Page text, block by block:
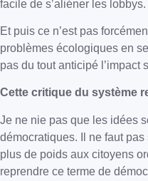
facile de s’aliéner les lobbys.
Et puis ce n’est pas
problèmes écologiques en
pas du tout anticipé
Cette critique du système
Je ne nie pas que les idées
démocratiques. Il ne faut
plus de poids aux citoyens
reprendre ce terme de